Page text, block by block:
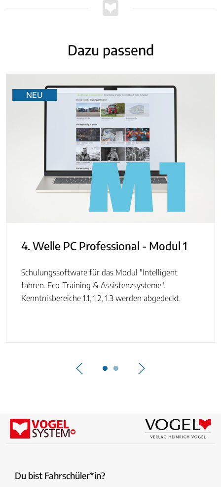
Dazu passend
NEU
4. Welle PC Professional - Modul 1
Schulungssoftware für das Modul "Intelligent
fahren. Eco-Training & Assistenzsysteme".
Kenntnisbereiche 1.1, 1.2, 1.3 werden abgedeckt.
Du bist Fahrschüler*in?